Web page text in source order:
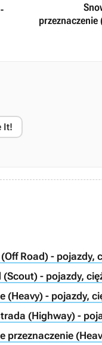
przeznaczenie
It!
Road) - pojazdy,
- pojazdy,
(Heavy) - pojazdy,
(Highway) -
przeznaczenie